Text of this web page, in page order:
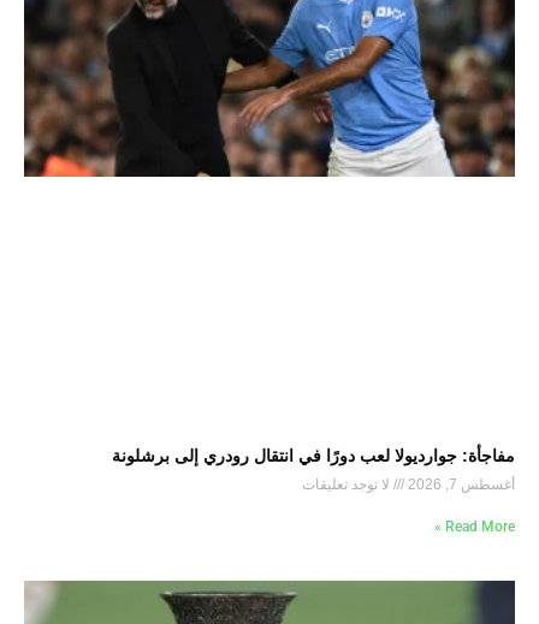
مفاجأة: جوارديولا لعب دورًا في انتقال رودري إلى برشلونة
أغسطس 7, 2026 لا توجد تعليقات
Read More »